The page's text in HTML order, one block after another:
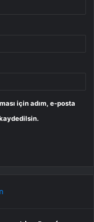
için adım, e-posta